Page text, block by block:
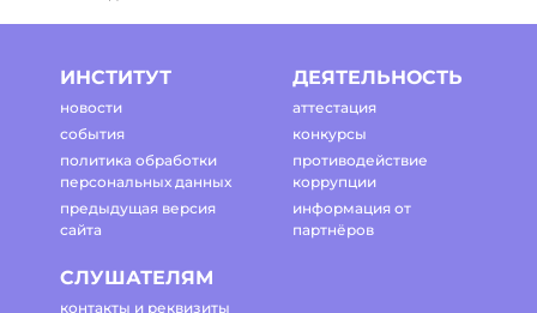
ИНСТИТУТ
новости
события
политика обработки
персональных данных
предыдущая версия
сайта
ДЕЯТЕЛЬНОСТЬ
аттестация
конкурсы
противодействие
коррупции
информация от
партнёров
СЛУШАТЕЛЯМ
контакты и реквизиты